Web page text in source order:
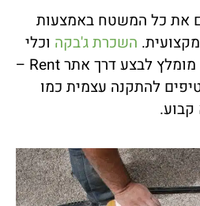
את כל המשטח באמצעות
השכרת ג'בקה וכלי
התקנה וגינון מקצועיים מומלץ לבצע דרך אתר Rent –
להתקנה עצמית כמו